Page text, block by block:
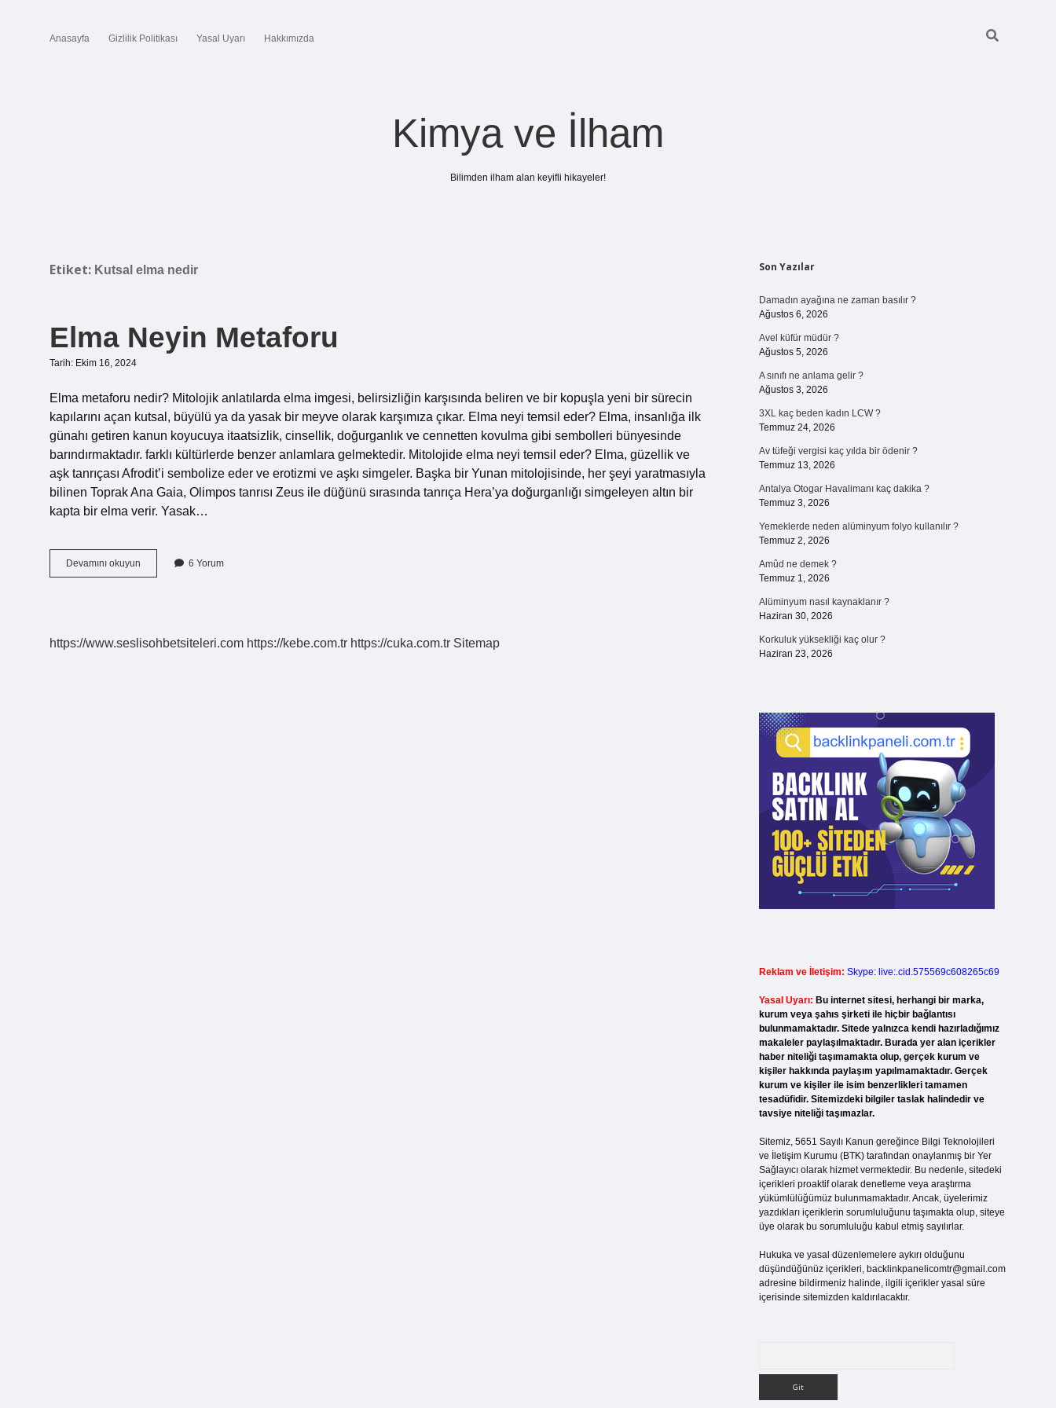
Anasayfa Gizlilik Politikası Yasal Uyarı Hakkımızda
Kimya ve İlham
Bilimden ilham alan keyifli hikayeler!
Etiket: Kutsal elma nedir
Elma Neyin Metaforu
Tarih: Ekim 16, 2024
Elma metaforu nedir? Mitolojik anlatılarda elma imgesi, belirsizliğin karşısında beliren ve bir kopuşla yeni bir sürecin
kapılarını açan kutsal, büyülü ya da yasak bir meyve olarak karşımıza çıkar. Elma neyi temsil eder? Elma, insanlığa ilk
günahı getiren kanun koyucuya itaatsizlik, cinsellik, doğurganlık ve cennetten kovulma gibi sembolleri bünyesinde
barındırmaktadır. farklı kültürlerde benzer anlamlara gelmektedir. Mitolojide elma neyi temsil eder? Elma, güzellik ve
aşk tanrıçası Afrodit’i sembolize eder ve erotizmi ve aşkı simgeler. Başka bir Yunan mitolojisinde, her şeyi yaratmasıyla
bilinen Toprak Ana Gaia, Olimpos tanrısı Zeus ile düğünü sırasında tanrıça Hera’ya doğurganlığı simgeleyen altın bir
kapta bir elma verir. Yasak…
Devamını okuyun
Neyin
6 Yorum
https://www.seslisohbetsiteleri.com https://kebe.com.tr https://cuka.com.tr Sitemap
Sidebar
Son Yazılar
Damadın ayağına ne zaman basılır ?
Ağustos 6, 2026
Avel küfür müdür ?
Ağustos 5, 2026
A sınıfı ne anlama gelir ?
Ağustos 3, 2026
3XL kaç beden kadın LCW ?
Temmuz 24, 2026
Av tüfeği vergisi kaç yılda bir ödenir ?
Temmuz 13, 2026
Antalya Otogar Havalimanı kaç dakika ?
Temmuz 3, 2026
Yemeklerde neden alüminyum folyo kullanılır ?
Temmuz 2, 2026
Amûd ne demek ?
Temmuz 1, 2026
Alüminyum nasıl kaynaklanır ?
Haziran 30, 2026
Korkuluk yüksekliği kaç olur ?
Haziran 23, 2026
Reklam ve İletişim: Skype: live:.cid.575569c608265c69
Yasal Uyarı: Bu internet sitesi, herhangi bir marka,
kurum veya şahıs şirketi ile hiçbir bağlantısı
bulunmamaktadır. Sitede yalnızca kendi hazırladığımız
makaleler paylaşılmaktadır. Burada yer alan içerikler
haber niteliği taşımamakta olup, gerçek kurum ve
kişiler hakkında paylaşım yapılmamaktadır. Gerçek
kurum ve kişiler ile isim benzerlikleri tamamen
tesadüfidir. Sitemizdeki bilgiler taslak halindedir ve
tavsiye niteliği taşımazlar.
Sitemiz, 5651 Sayılı Kanun gereğince Bilgi Teknolojileri
ve İletişim Kurumu (BTK) tarafından onaylanmış bir Yer
Sağlayıcı olarak hizmet vermektedir. Bu nedenle, sitedeki
içerikleri proaktif olarak denetleme veya araştırma
yükümlülüğümüz bulunmamaktadır. Ancak, üyelerimiz
yazdıkları içeriklerin sorumluluğunu taşımakta olup, siteye
üye olarak bu sorumluluğu kabul etmiş sayılırlar.
Hukuka ve yasal düzenlemelere aykırı olduğunu
düşündüğünüz içerikleri, backlinkpanelicomtr@gmail.com
adresine bildirmeniz halinde, ilgili içerikler yasal süre
içerisinde sitemizden kaldırılacaktır.